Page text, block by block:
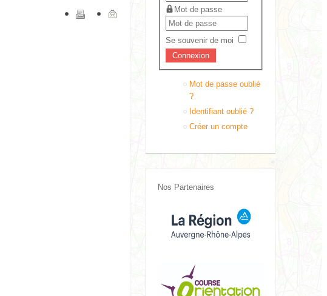
Mot de passe
Se souvenir de moi
Mot de passe oublié
?
Identifiant oublié ?
Créer un compte
Nos Partenaires